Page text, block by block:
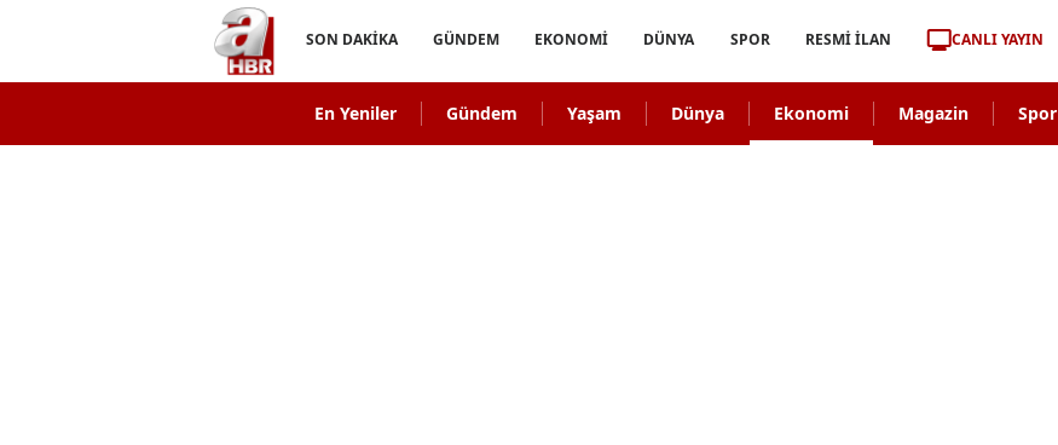
SON DAKİKA GÜNDEM EKONOMİ DÜNYA SPOR RESMİ İLAN CANLI YAYIN
En Yeniler Gündem Yaşam Dünya Ekonomi Magazin Spor